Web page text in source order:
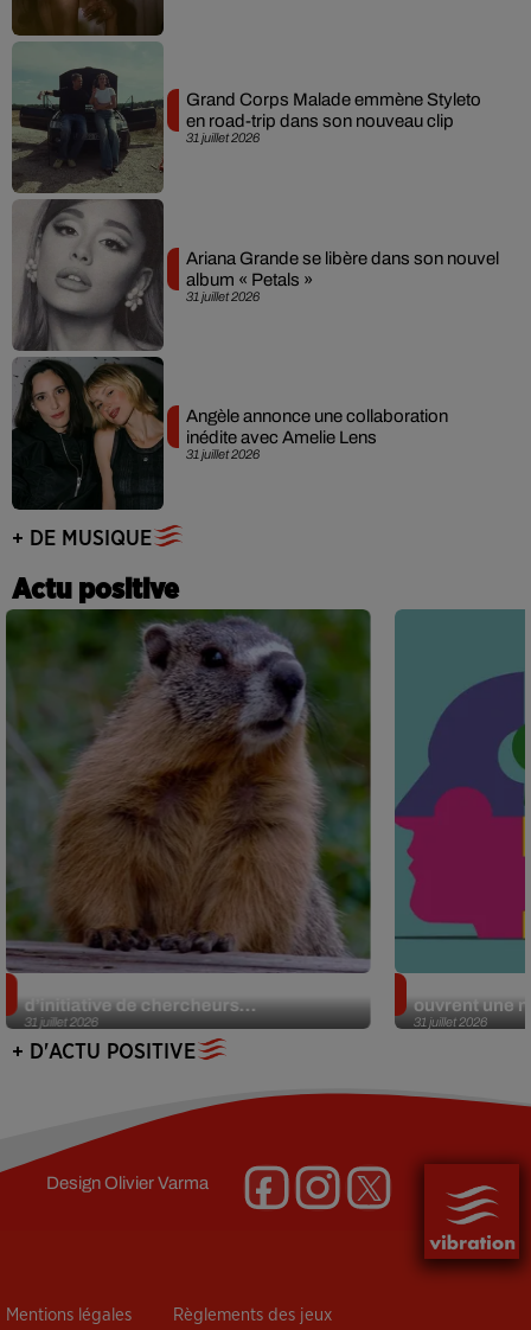
31 juillet 2026
Grand Corps Malade emmène Styleto
en road-trip dans son nouveau clip
31 juillet 2026
Ariana Grande se libère dans son nouvel
album « Petals »
31 juillet 2026
Angèle annonce une collaboration
inédite avec Amelie Lens
+ DE MUSIQUE
Actu positive
31 juillet 2026
d’initiative de chercheurs...
31 juillet 2026
ouvrent une
+ D'ACTU POSITIVE
DesignOlivier Varma
Mentions légales Règlements des jeux